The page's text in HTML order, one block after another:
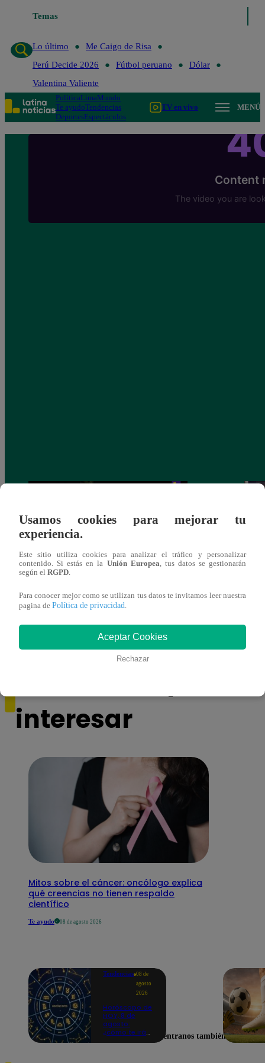
Temas
Lo último
Me Caigo de Risa
Perú Decide 2026
Fútbol peruano
Dólar
Valentina Valiente
PolíticaLimaMundo
Te ayudoTendencias
DeportesEspectáculos
TV en vivo MENÚ
Monique Pardo y Adriana Zubiate jugaron
a la ‘Carta dulce’ en Noche de Patas
interesar
Mitos sobre el cáncer: oncólogo explica
qué creencias no tienen respaldo
científico
Te ayudo 08 de agosto 2026
Tendencias 08 de
agosto
2026
Horóscopo de
HOY, 8 de
agosto:
¿cómo te irá
Usamos cookies para mejorar tu
experiencia.
Este sitio utiliza cookies para analizar el tráfico y personalizar
contenido. Si estás en la Unión Europea, tus datos se gestionarán
según el RGPD.
Para conocer mejor como se utilizan tus datos te invitamos leer nuestra
pagina de Política de privacidad.
Aceptar Cookies
Rechazar
Encuéntranos también en